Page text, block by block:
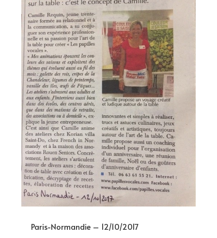
Paris-Normandie – 12/10/2017